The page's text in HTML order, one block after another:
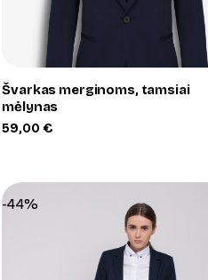
+
Švarkas merginoms, tamsiai
mėlynas
59,00€
-44%